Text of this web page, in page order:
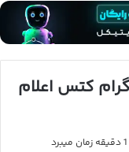
کتس اعلام